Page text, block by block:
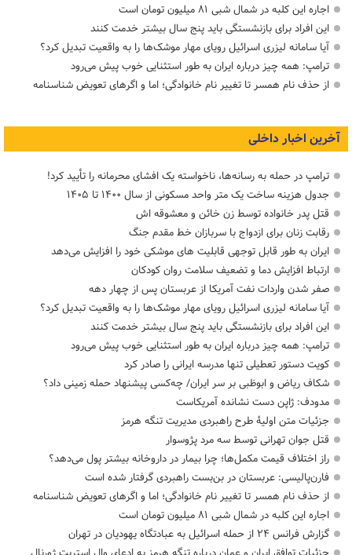
اجاره این کلبه در شمال شبی ۸۱ میلیون تومان است
این افراد برای بازنشستگی باید پنج سال بیشتر خدمت کنند
آیا سامانه لیزری اسرائیل رویای مهار موشک‌ها را به واقعیت تبدیل کرد؟
ترامپ: همه چیز درباره ایران به طور استثنایی خوب پیش می‌رود
از حذف نام همسر تا تغییر نام خانوادگی؛ اما و اگرهای تعویض شناسنامه
آخرین اخبار داخلی
ترامپ در حمله‌ به رسانه‌ها، ناخواسته یک افشای محرمانه را تأیید کرد!
جدول هزینه ساخت یک متر واحد مسکونی از سال ۱۴۰۰ تا ۱۴۰۵
قتل پدر خانواده توسط زن خائن و معشوقه اش
رقابت زنان برای ازدواج با سربازان خط مقدم جنگ
ایران به طور قابل توجهی قابلیت های موشکی خود را افزایش می‌دهد
ارتباط افزایش دما و تضعیف سلامت روان کودکان
صفر شدن واردات نفت آمریکا از عربستان پس از چهار دهه
آیا سامانه لیزری اسرائیل رویای مهار موشک‌ها را به واقعیت تبدیل کرد؟
این افراد برای بازنشستگی باید پنج سال بیشتر خدمت کنند
ترامپ: همه چیز درباره ایران به طور استثنایی خوب پیش می‌رود
کویت دستور تعطیلی تنها مدرسه ایرانی را صادر کرد
شکاف ریاض و ابوظبی بر سر ایران/ چه‌کسی پیشنهاد حمله زمینی داد؟
مدودف: ژاپن دست نشانده آمریکاست
جزئیات متن اولیۀ طرح راهبردی مدیریت تنگه هرمز
قتل جوان تهرانی توسط سه مرد پژوسوار
راز اختلاف قیمت مکمل‌ها؛ چرا بیمار در داروخانه بیشتر پول می‌دهد؟
فارن‌پالیسی: عربستان در بن‌بست راهبردی گرفتار شده است
از حذف نام همسر تا تغییر نام خانوادگی؛ اما و اگرهای تعویض شناسنامه
اجاره این کلبه در شمال شبی ۸۱ میلیون تومان است
گزارش فرانس ۲۴ از حمله اسرائیل به عبادتگاه یهودیان در تهران